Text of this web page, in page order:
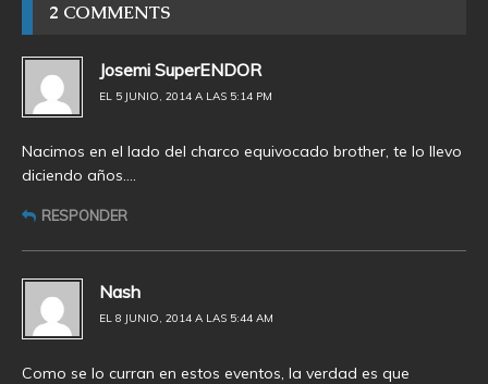
2 COMMENTS
Josemi SuperENDOR
EL 5 JUNIO, 2014 A LAS 5:14 PM
Nacimos en el lado del charco equivocado brother, te lo llevo
diciendo años….
RESPONDER
Nash
EL 8 JUNIO, 2014 A LAS 5:44 AM
Como se lo curran en estos eventos, la verdad es que